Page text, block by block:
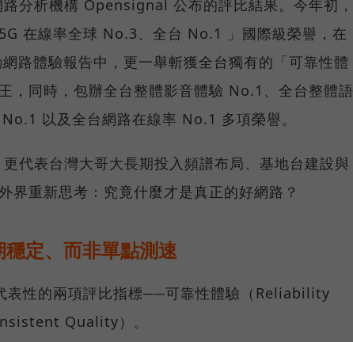
分析機構 Opensignal 公布的評比結果。今年初，
在線率全球 No.3、全台 No.1 」國際級榮譽，在
路體驗報告中，更一舉斬獲全台獨有的「可靠性體
，同時，包辦全台整體影音體驗 No.1、全台整體語
以及全台網路在線率 No.1 多項榮譽。
代表台灣大哥大長期投入頻譜布局、基地台建設與
界重新思考：究竟什麼才是真正的好網路？
定、而非單點測速
性的兩項評比指標──可靠性體驗（Reliability
Quality）。